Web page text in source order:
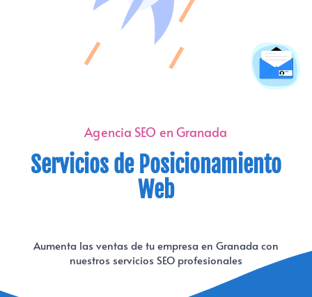
Agencia SEO en Granada
Servicios de Posicionamiento
Web
Aumenta las ventas de tu empresa en Granada con
nuestros servicios SEO profesionales